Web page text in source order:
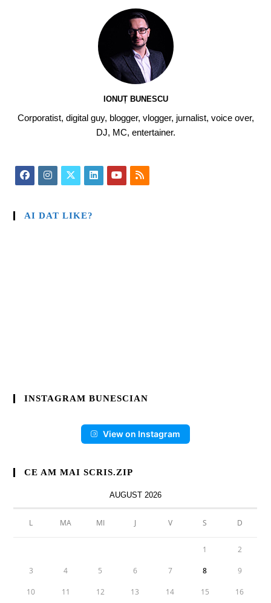
IONUȚ BUNESCU
Corporatist, digital guy, blogger, vlogger, jurnalist, voice over,
DJ, MC, entertainer.
AI DAT LIKE?
INSTAGRAM BUNESCIAN
View on Instagram
CE AM MAI SCRIS.ZIP
AUGUST 2026
L MA MI J V S D
1 2
3 4 5 6 7 8 9
10 11 12 13 14 15 16